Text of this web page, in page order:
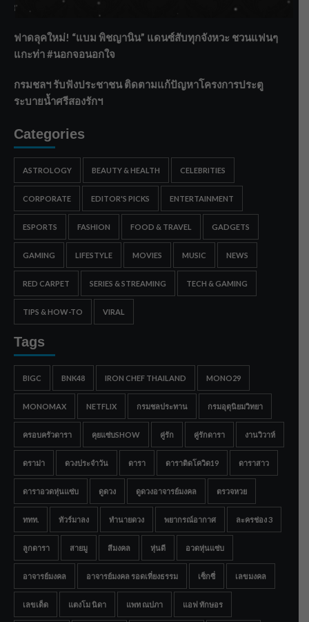
ยังไม่ล้นตลิ่ง
ฟาดลุคใหม่! “แบม พิชญานิน” แดนซ์สับทุกจังหวะ ชวนแฟนๆ
แกะท่า #นอกจอนอกใจ
กรมชลฯ รับฟังประชาชน ติดตามแก้ปัญหาโครงการประตู
ระบายน้ำศรีสองรักฯ
Categories
ASTROLOGY BEAUTY & HEALTH CELEBRITIES
CORPORATE EDITOR'S PICKS ENTERTAINMENT
ESPORTS FASHION FOOD & TRAVEL GADGETS
GAMING LIFESTYLE MOVIES MUSIC NEWS
RED CARPET SERIES & STREAMING TECH & GAMING
TIPS & HOW-TO VIRAL
Tags
BIGC BNK48 IRON CHEF THAILAND MONO29
MONOMAX NETFLIX กรมชลประทาน กรมอุตุนิยมวิทยา
ครอบครัวดารา คุยแซ่บSHOW คู่รัก คู่รักดารา งานวิวาห์
ดราม่า ดวงประจำวัน ดารา ดาราติดโควิด19 ดาราสาว
ดาราอวดหุ่นแซ่บ ดูดวง ดูดวงอาจารย์มงคล ตรวจหวย
ททท. ทัวร์มาลง ทำนายดวง พยากรณ์อากาศ ละครช่อง 3
ลูกดารา สายมู สีมงคล หุ่นดี อวดหุ่นแซ่บ
อาจารย์มงคล อาจารย์มงคล รอดเที่ยงธรรม เซ็กซี่ เลขมงคล
เลขเด็ด แตงโม นิดา แพท ณปภา แอฟ ทักษอร